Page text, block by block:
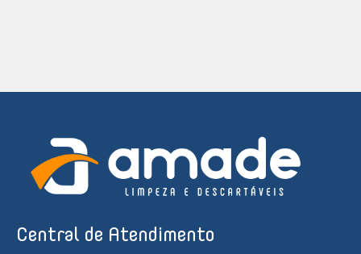
Central de Atendimento